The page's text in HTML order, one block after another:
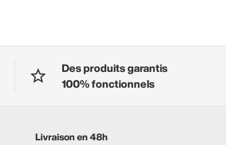
Des produits garantis
100% fonctionnels
Livraison en 48h